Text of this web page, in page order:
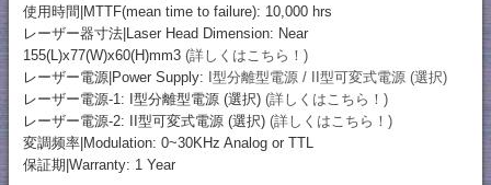
使用時間|MTTF(mean time to failure): 10,000 hrs
レーザー器寸法|Laser Head Dimension: Near
155(L)x77(W)x60(H)mm3 (詳しくはこちら！)
レーザー電源|Power Supply: I型分離型電源 / II型可変式電源 (選択)
レーザー電源-1: I型分離型電源 (選択) (詳しくはこちら！)
レーザー電源-2: II型可変式電源 (選択) (詳しくはこちら！)
変調频率|Modulation: 0~30KHz Analog or TTL
保証期|Warranty: 1 Year